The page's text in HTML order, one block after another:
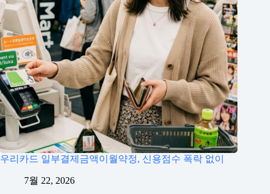
우리카드 일부결제금액이월약정, 신용점수 폭락 없이
7월 22, 2026